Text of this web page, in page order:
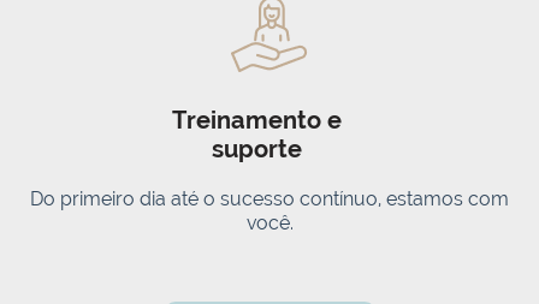
Treinamento e
suporte
Do primeiro dia até o sucesso contínuo, estamos com
você.